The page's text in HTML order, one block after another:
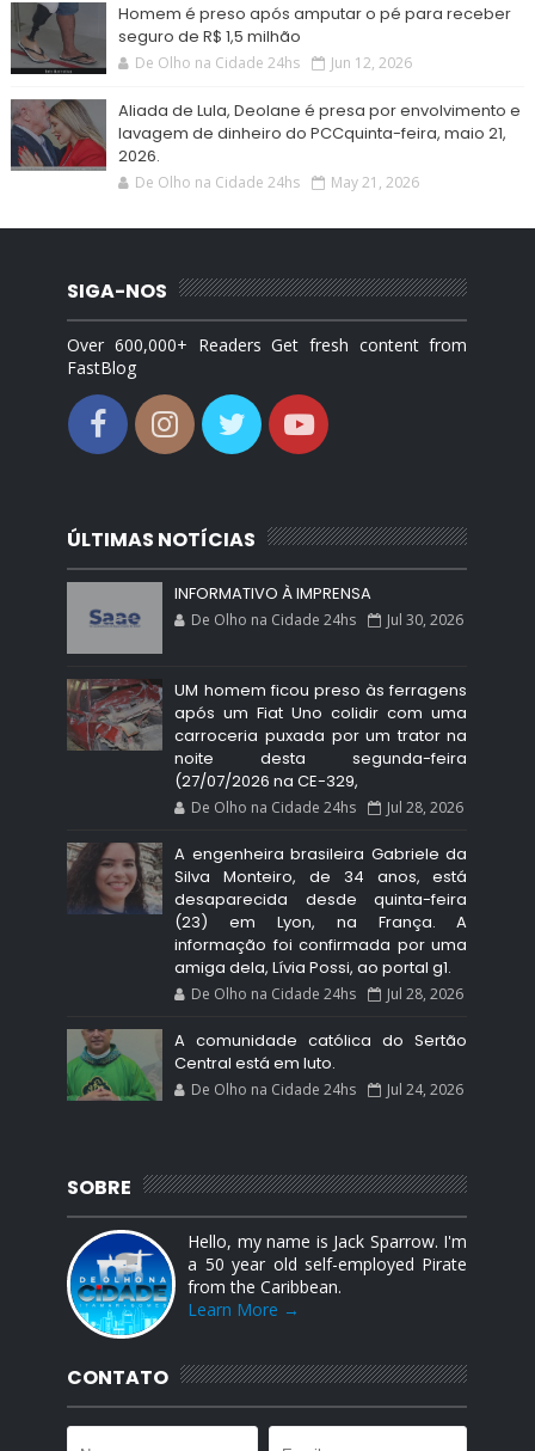
Homem é preso após amputar o pé para receber
seguro de R$ 1,5 milhão
De Olho na Cidade 24hs Jun 12, 2026
Aliada de Lula, Deolane é presa por envolvimento e
lavagem de dinheiro do PCCquinta-feira, maio 21,
2026.
De Olho na Cidade 24hs May 21, 2026
SIGA-NOS
Over 600,000+ Readers Get fresh content from
FastBlog
ÚLTIMAS NOTÍCIAS
INFORMATIVO À IMPRENSA
De Olho na Cidade 24hs Jul 30, 2026
UM homem ficou preso às ferragens
após um Fiat Uno colidir com uma
carroceria puxada por um trator na
noite desta segunda-feira
(27/07/2026 na CE-329,
De Olho na Cidade 24hs Jul 28, 2026
A engenheira brasileira Gabriele da
Silva Monteiro, de 34 anos, está
desaparecida desde quinta-feira
(23) em Lyon, na França. A
informação foi confirmada por uma
amiga dela, Lívia Possi, ao portal g1.
De Olho na Cidade 24hs Jul 28, 2026
A comunidade católica do Sertão
Central está em luto.
De Olho na Cidade 24hs Jul 24, 2026
SOBRE
Hello, my name is Jack Sparrow. I'm
a 50 year old self-employed Pirate
from the Caribbean.
Learn More →
CONTATO